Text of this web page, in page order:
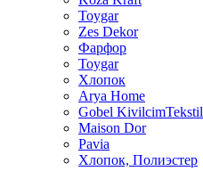
Toygar
Zes Dekor
Фарфор
Toygar
Хлопок
Arya Home
Gobel KivilcimTekstil
Maison Dor
Pavia
Хлопок, Полиэстер